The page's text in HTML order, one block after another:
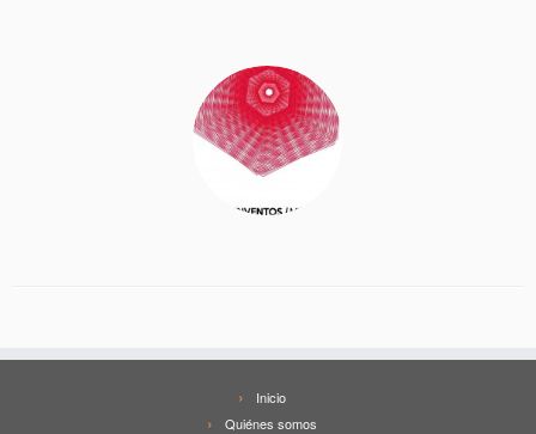
Inicio
Quiénes somos